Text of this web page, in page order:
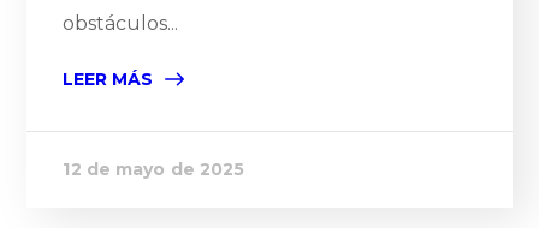
obstáculos...
LEER MÁS
12 de mayo de 2025